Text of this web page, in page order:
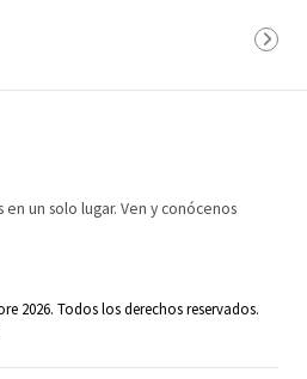
un solo lugar. Ven y conócenos
2026. Todos los derechos reservados.